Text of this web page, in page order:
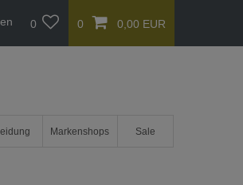
0 0 0,00 EUR
Markenshops Sale